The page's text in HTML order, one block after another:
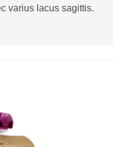
varius lacus sagittis.